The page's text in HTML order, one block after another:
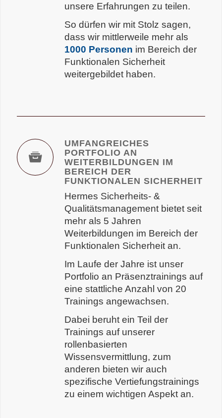
unsere Erfahrungen zu teilen.
So dürfen wir mit Stolz sagen,
dass wir mittlerweile mehr als
1000 Personen im Bereich der
Funktionalen Sicherheit
weitergebildet haben.
UMFANGREICHES
PORTFOLIO AN
WEITERBILDUNGEN IM
BEREICH DER
FUNKTIONALEN SICHERHEIT
Hermes Sicherheits- &
Qualitätsmanagement bietet seit
mehr als 5 Jahren
Weiterbildungen im Bereich der
Funktionalen Sicherheit an.
Im Laufe der Jahre ist unser
Portfolio an Präsenztrainings auf
eine stattliche Anzahl von 20
Trainings angewachsen.
Dabei beruht ein Teil der
Trainings auf unserer
rollenbasierten
Wissensvermittlung, zum
anderen bieten wir auch
spezifische Vertiefungstrainings
zu einem wichtigen Aspekt an.